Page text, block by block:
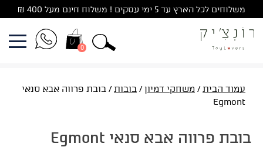
to
content
משלוחים לכל הארץ עד 5 ימי עסקים ! משלוח חינם מעל 400 ₪
0
עמוד הבית/ משחקי דמיון/ בובות/ בובת פרווה אבא סנאי
Egmont
בובת פרווה אבא סנאי Egmont